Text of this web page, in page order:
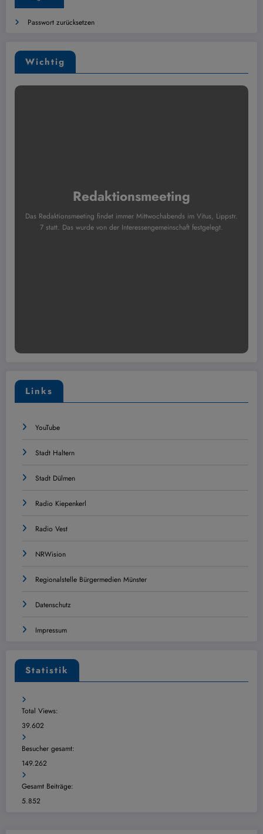
Passwort zurücksetzen
Wichtig
Redaktionsmeeting
Das Redaktionsmeeting findet immer Mittwochabends im Vitus, Lippstr.
7 statt. Das wurde von der Interessengemeinschaft festgelegt.
Links
YouTube
Stadt Haltern
Stadt Dülmen
Radio Kiepenkerl
Radio Vest
NRWision
Regionalstelle Bürgermedien Münster
Datenschutz
Impressum
Statistik
Total Views:
39.602
Besucher gesamt:
149.262
Gesamt Beiträge:
5.852